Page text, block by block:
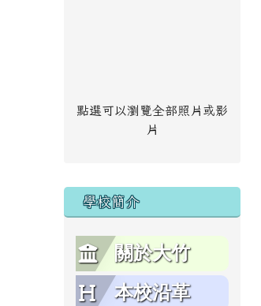
點選可以瀏覽全部照片或影
片
學校簡介
關於大竹
本校沿革